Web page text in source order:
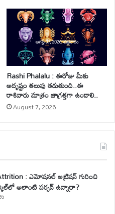
Rashi Phalalu : ఈరోజు మీకు
అదృష్టం తలుపు తడుతుంది..ఈ
రాశివారు మాత్రం జాగ్రత్తగా ఉండాలి..
August 7, 2026
: ఎమోషనల్ అట్రిషన్ గురించి
అలాంటి పర్సన్ ఉన్నారా?